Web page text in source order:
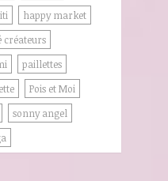
happy market
créateurs
paillettes
Pois et Moi
sonny angel